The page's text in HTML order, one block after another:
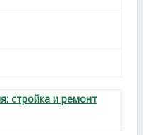
стройка и ремонт